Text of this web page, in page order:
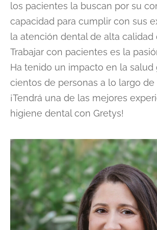
los pacientes la buscan por su
capacidad para cumplir con sus
la atención dental de alta calidad
Trabajar con pacientes es la
Ha tenido un impacto en la salud
cientos de personas a lo largo de
¡Tendrá una de las mejores
higiene dental con Gretys!